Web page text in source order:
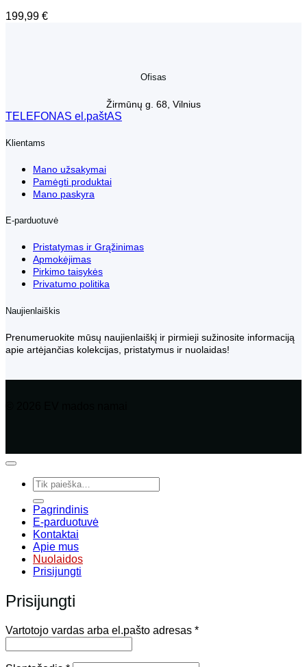
199,99 €
Ofisas
Žirmūnų g. 68, Vilnius
TELEFONAS el.paštAS
Klientams
Mano užsakymai
Pamėgti produktai
Mano paskyra
E-parduotuvė
Pristatymas ir Grąžinimas
Apmokėjimas
Pirkimo taisykės
Privatumo politika
Naujienlaiškis
Prenumeruokite mūsų naujienlaiškį ir pirmieji sužinosite informaciją
apie artėjančias kolekcijas, pristatymus ir nuolaidas!
Ieškoti:
Pagrindinis
E-parduotuvė
Kontaktai
Apie mus
Nuolaidos
Prisijungti
Prisijungti
Vartotojo vardas arba el.pašto adresas *Privalomas